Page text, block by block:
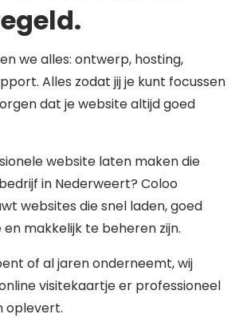
we alles: ontwerp, hosting,
Alles zodat jij je kunt focussen
dat je website altijd goed
website laten maken die
in Nederweert? Coloo
websites die snel laden, goed
makkelijk te beheren zijn.
of al jaren onderneemt, wij
visitekaartje er professioneel
oplevert.